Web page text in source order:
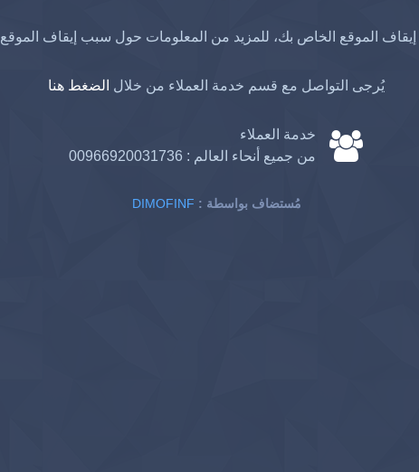
إيقاف الموقع الخاص بك، للمزيد من المعلومات حول سبب إيقاف الموقع
يُرجى التواصل مع قسم خدمة العملاء من خلال الضغط هنا
خدمة العملاء
من جميع أنحاء العالم : 00966920031736
DIMOFINF : مُستضاف بواسطة